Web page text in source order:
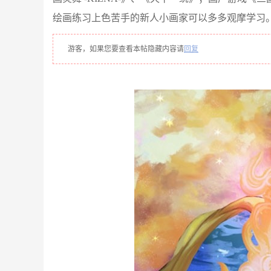
绘画练习上色苦手的新人小画家可以多多观摩学习
游客，如果您要查看本帖隐藏内容请回复